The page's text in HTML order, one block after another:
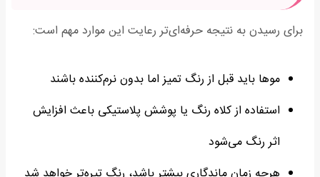
برای رسیدن به نتیجه حرفه‌ای‌تر رعایت این موارد مهم است:
موها باید قبل از رنگ تمیز اما بدون نرم‌کننده باشند
استفاده از کلاه رنگ یا پوشش پلاستیکی باعث افزایش
اثر رنگ می‌شود